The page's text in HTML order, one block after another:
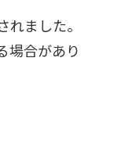
れました。
場合があり